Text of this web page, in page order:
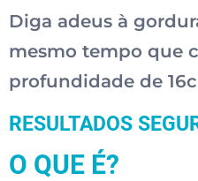
Diga adeus à
mesmo tempo que
profundidade de
RESULTADOS
O QUE É?